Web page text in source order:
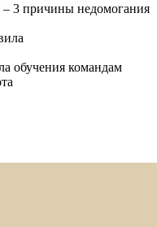
– 3 причины недомогания
обучения командам